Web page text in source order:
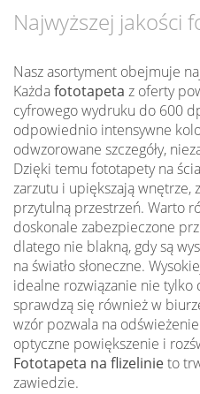
Najwyższej jakości
Nasz asortyment obejmuje
Każdafototapeta z oferty
cyfrowego wydruku do 600
odpowiednio intensywne
odwzorowane szczegóły,
Dzięki temu fototapety na
zarzutu i upiększają wnętrze,
przytulną przestrzeń. Warto
doskonale zabezpieczone
dlatego nie blakną, gdy są
na światło słoneczne.
idealne rozwiązanie nie
sprawdzą się również w
wzór pozwala na
optyczne powiększenie i
Fototapeta na flizelinieto
zawiedzie.